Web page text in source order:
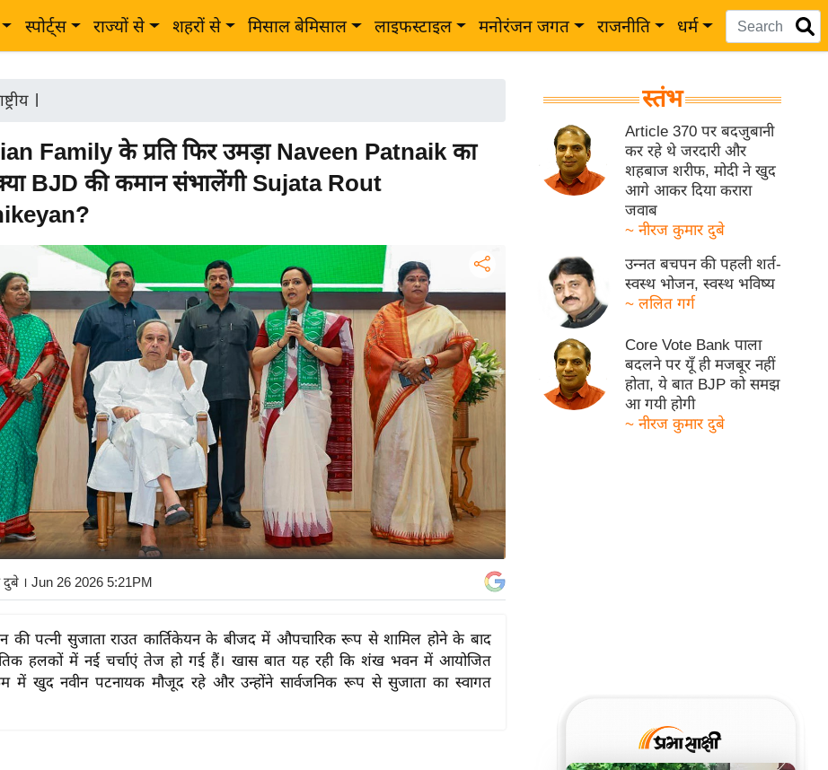
स्पोर्ट्स राज्यों से शहरों से मिसाल बेमिसाल लाइफस्टाइल मनोरंजन जगत राजनीति धर्म
|
Family के प्रति फिर उमड़ा Naveen Patnaik का
BJD की कमान संभालेंगी Sujata Rout
दुबे । Jun 26 2026 5:21PM
की पत्नी सुजाता राउत कार्तिकेयन के बीजद में औपचारिक रूप से शामिल होने के बाद
हलकों में नई चर्चाएं तेज हो गई हैं। खास बात यह रही कि शंख भवन में आयोजित
में खुद नवीन पटनायक मौजूद रहे और उन्होंने सार्वजनिक रूप से सुजाता का स्वागत
स्तंभ
Article 370 पर बदजुबानी
कर रहे थे जरदारी और
शहबाज शरीफ, मोदी ने खुद
आगे आकर दिया करारा
जवाब
~ नीरज कुमार दुबे
उन्नत बचपन की पहली शर्त-
स्वस्थ भोजन, स्वस्थ भविष्य
~ ललित गर्ग
Core Vote Bank पाला
बदलने पर यूँ ही मजबूर नहीं
होता, ये बात BJP को समझ
आ गयी होगी
~ नीरज कुमार दुबे